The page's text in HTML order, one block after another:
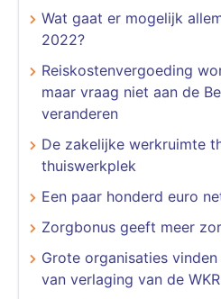
Wat gaat er mogelijk
2022?
Reiskostenvergoeding
maar vraag niet aan de
veranderen
De zakelijke werkruimte
thuiswerkplek
Een paar honderd euro
Zorgbonus geeft meer
Grote organisaties
van verlaging van de WKR